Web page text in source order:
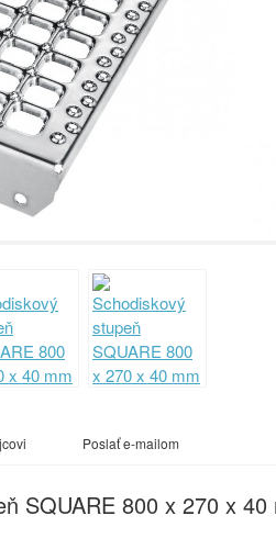
Poslať e-mailom
SQUARE 800 x 270 x 40